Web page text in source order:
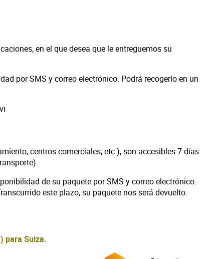
en el que desea que le entreguemos su
por SMS y correo electrónico. Podrá recogerlo en un
centros comerciales, etc.), son accesibles 7 días
de su paquete por SMS y correo electrónico.
este plazo, su paquete nos será devuelto.
para Suiza.